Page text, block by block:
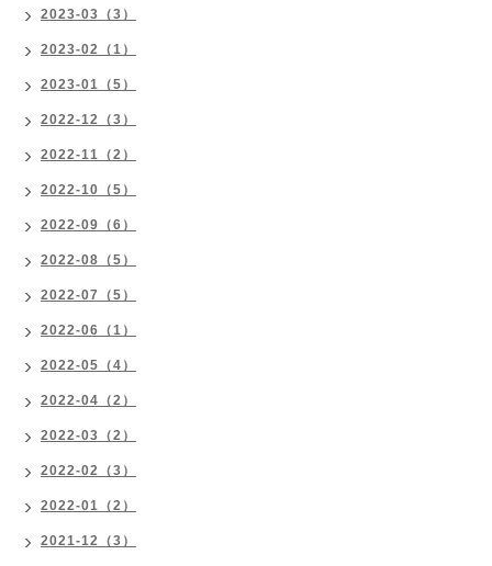
2023-03（3）
2023-02（1）
2023-01（5）
2022-12（3）
2022-11（2）
2022-10（5）
2022-09（6）
2022-08（5）
2022-07（5）
2022-06（1）
2022-05（4）
2022-04（2）
2022-03（2）
2022-02（3）
2022-01（2）
2021-12（3）